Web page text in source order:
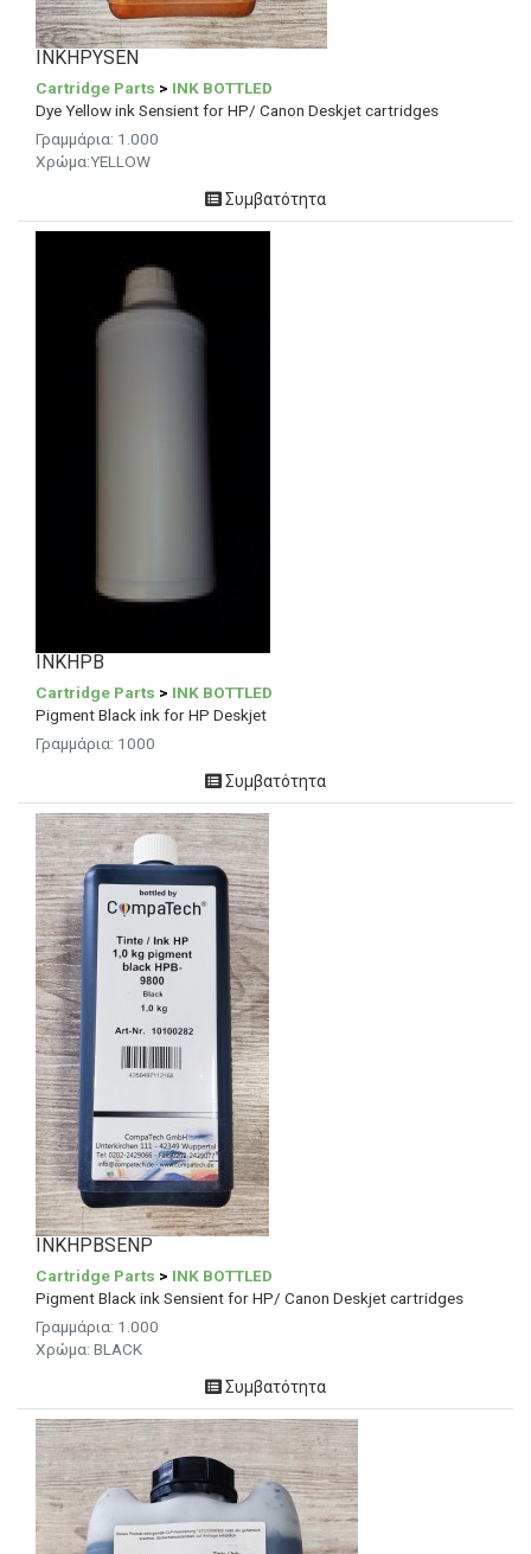
INKHPYSEN
Cartridge Parts > INK BOTTLED
Dye Yellow ink Sensient for HP/ Canon Deskjet cartridges
Γραμμάρια: 1.000
Χρώμα:YELLOW
Συμβατότητα
INKHPB
Cartridge Parts > INK BOTTLED
Pigment Black ink for HP Deskjet
Γραμμάρια: 1000
Συμβατότητα
INKHPBSENP
Cartridge Parts > INK BOTTLED
Pigment Black ink Sensient for HP/ Canon Deskjet cartridges
Γραμμάρια: 1.000
Χρώμα: BLACK
Συμβατότητα